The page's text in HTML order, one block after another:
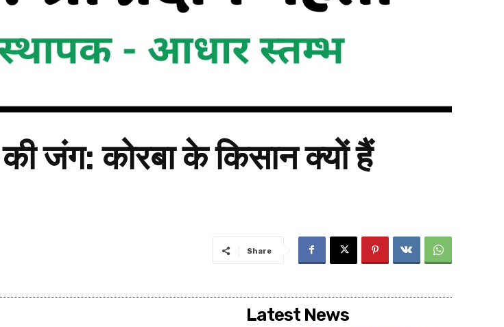
जंग: कोरबा के किसान क्यों हैं
Share
Latest News